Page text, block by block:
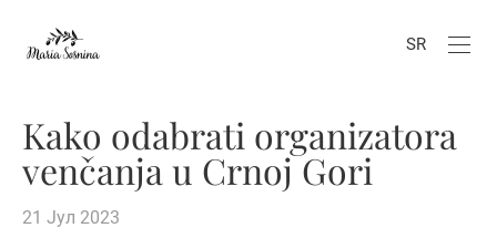
SR
Kako odabrati organizatora
venčanja u Crnoj Gori
21 Јул 2023